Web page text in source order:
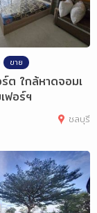
ขาย
ต ใกล้หาดจอมเ
ฟอร์ฯ
ชลบุรี